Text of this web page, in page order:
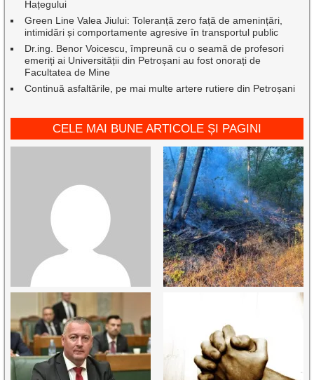
Hațegului
Green Line Valea Jiului: Toleranță zero față de amenințări,
intimidări și comportamente agresive în transportul public
Dr.ing. Benor Voicescu, împreună cu o seamă de profesori
emeriți ai Universității din Petroșani au fost onorați de
Facultatea de Mine
Continuă asfaltările, pe mai multe artere rutiere din Petroșani
CELE MAI BUNE ARTICOLE ȘI PAGINI